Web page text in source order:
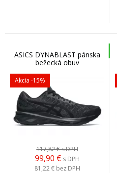
ASICS DYNABLAST pánska
bežecká obuv
Akcia -15%
117,82 €s DPH
99,90 € s DPH
81,22 € bez DPH